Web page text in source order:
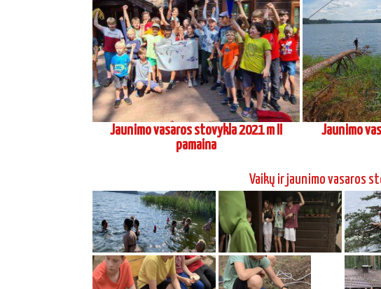
Jaunimo vasaros stovykla 2021 m II
pamaina
Jaunimo
Vaikų ir jaunimo vasaros